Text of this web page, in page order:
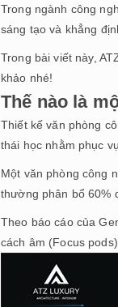
Trong ngành công
sáng tạo và khẳng
Trong bài viết này,
khảo nhé!
Thế nào là
Thiết kế văn phòng
thái học nhằm phục
Một văn phòng công
thường phân bổ 60%
Theo báo cáo của
cách âm (Focus